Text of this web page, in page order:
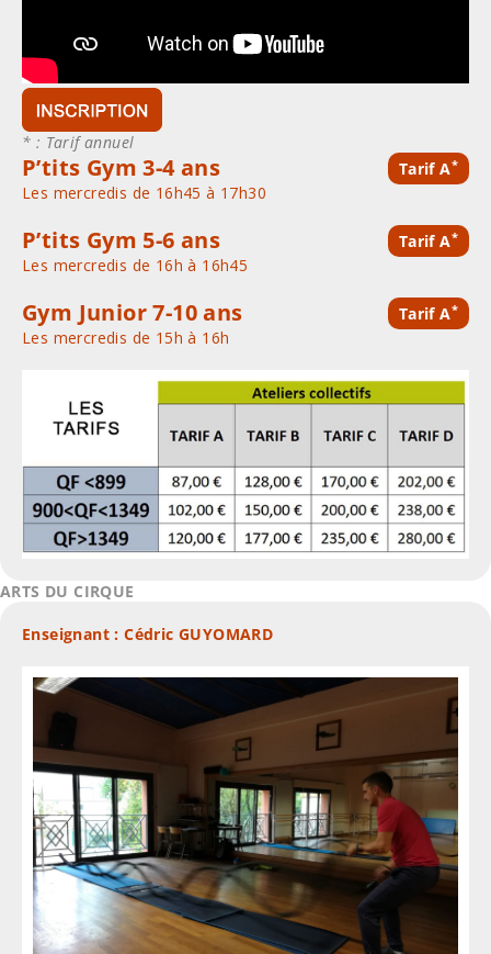
* : Tarif annuel
P’tits Gym 3-4 ans Tarif A*
Les mercredis de 16h45 à 17h30
P’tits Gym 5-6 ans Tarif A*
Les mercredis de 16h à 16h45
Gym Junior 7-10 ans Tarif A*
Les mercredis de 15h à 16h
ARTS DU CIRQUE
Enseignant : Cédric GUYOMARD